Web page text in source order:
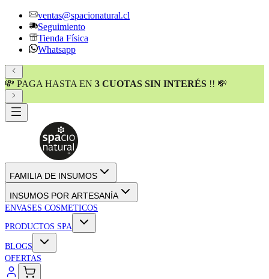
ventas@spacionatural.cl
Seguimiento
Tienda Física
Whatsapp
💸 PAGA HASTA EN 3 CUOTAS SIN INTERÉS !! 💸
FAMILIA DE INSUMOS
INSUMOS POR ARTESANÍA
ENVASES COSMETICOS
PRODUCTOS SPA
BLOGS
OFERTAS